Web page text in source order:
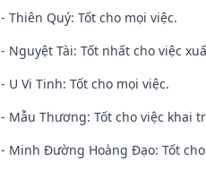
- Thiên Quý: Tốt cho mọi việc.
- Nguyệt Tài: Tốt nhất cho việc
- U Vi Tinh: Tốt cho mọi việc.
- Mẫu Thương: Tốt cho việc khai
- Minh Đường Hoàng Đạo: Tốt